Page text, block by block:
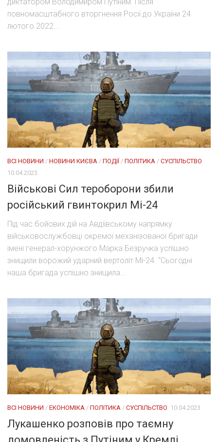
диктатором Володимиром Путіним. Після
повномасштабного вторгнення Росії до України 24
лютого 2022...
ВСІ НОВИНИ / НОВИНИ КИЄВА / ПОДІЇ / ПОЛІТИКА / СУСПІЛЬСТВО
10.04.2023
Військові Сил тероборони збили
російський гвинтокрил Мі-24
Під час бойових дій на Авдіївському напрямку
військовослужбовці окремої механізованої бригади
імені генерал-хорунжого Марка Безручка успішно
знищили ворожий ударний вертоліт Мі-24. “Сьогодні
наша бригада успішно знищила...
ВСІ НОВИНИ / ЕКОНОМІКА / ПОЛІТИКА / СУСПІЛЬСТВО 10.04.2023
Лукашенко розповів про таємну